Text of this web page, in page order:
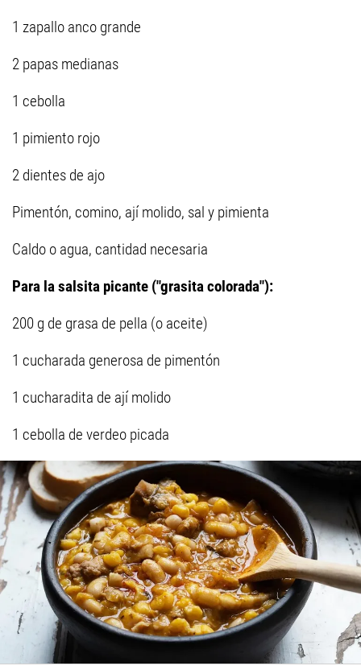
1 zapallo anco grande
2 papas medianas
1 cebolla
1 pimiento rojo
2 dientes de ajo
Pimentón, comino, ají molido, sal y pimienta
Caldo o agua, cantidad necesaria
Para la salsita picante ("grasita colorada"):
200 g de grasa de pella (o aceite)
1 cucharada generosa de pimentón
1 cucharadita de ají molido
1 cebolla de verdeo picada